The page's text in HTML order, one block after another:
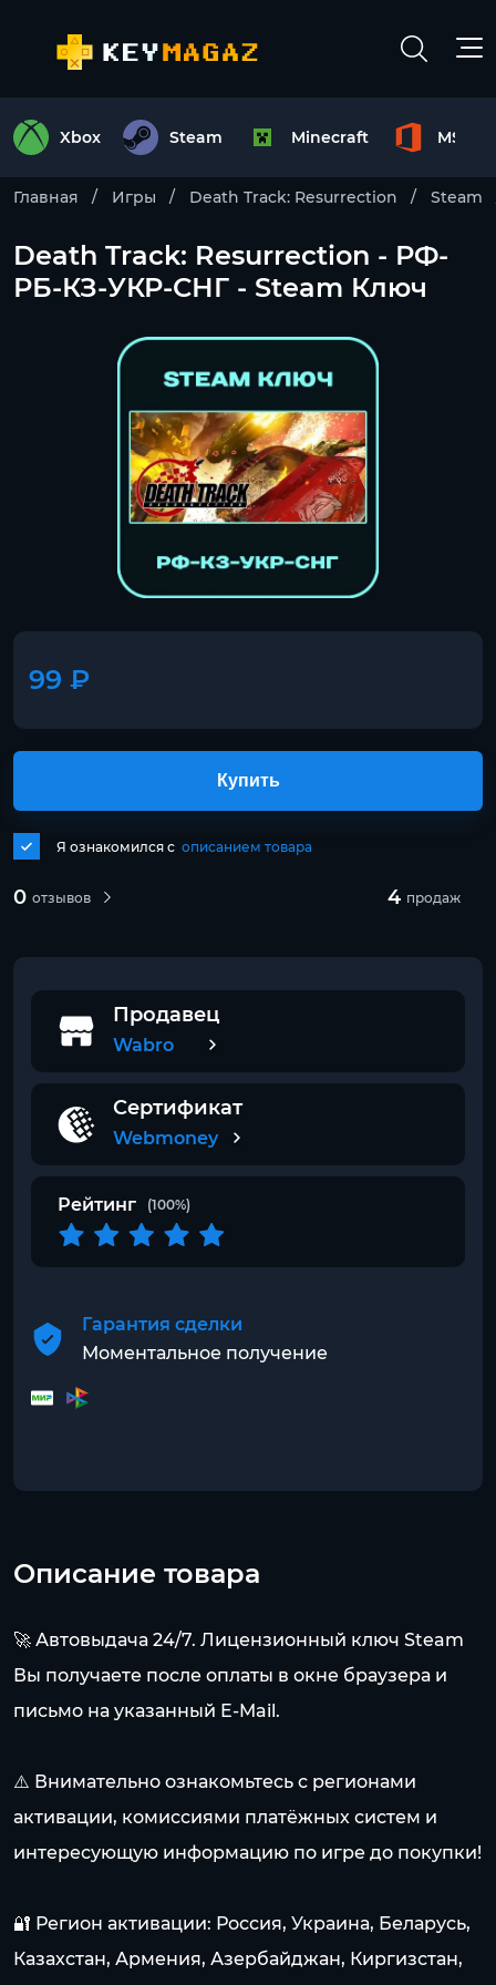
Xbox Steam Minecraft MS
Главная Игры Death Track: Resurrection Steam
Death Track: Resurrection - РФ-
РБ-КЗ-УКР-СНГ - Steam Ключ
99 ₽
0 отзывов 4 продаж
Я ознакомился с описанием товара
Купить
Продавец
Wabro
Сертификат
Webmoney
Рейтинг (100%)
Гарантия сделки
Моментальное получение
Описание товара
🚀 Автовыдача 24/7. Лицензионный ключ Steam
Вы получаете после оплаты в окне браузера и
письмо на указанный E-Mail.
⚠️ Внимательно ознакомьтесь с регионами
активации, комиссиями платёжных систем и
интересующую информацию по игре до покупки!
🔐 Регион активации: Россия, Украина, Беларусь,
Казахстан, Армения, Азербайджан, Киргизстан,